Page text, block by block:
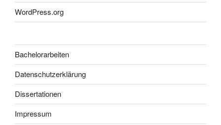
WordPress.org
Bachelorarbeiten
Datenschutzerklärung
Dissertationen
Impressum